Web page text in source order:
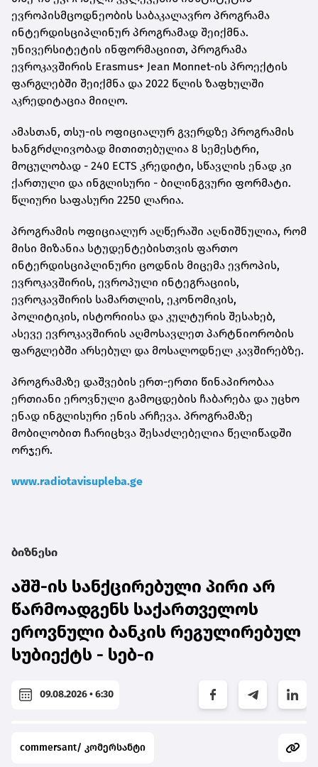
ევროპისმცოდნეობის საბაკალავრო პროგრამა
ინტერდისციპლინურ პროგრამად შეიქმნა.
უნივერსიტეტის ინფორმაციით, პროგრამა
ევროკავშირის Erasmus+ Jean Monnet-ის პროექტის
ფარგლებში შეიქმნა და 2022 წლის ზაფხულში
აკრედიტაცია მიიღო.
ამასთან, თსუ-ის ოფიციალურ გვერდზე პროგრამის
ხანგრძლივობად მითითებულია 8 სემესტრი,
მოცულობად - 240 ECTS კრედიტი, სწავლის ენად კი
ქართული და ინგლისური - ბილინგვური ფორმატი.
წლიური საფასური 2250 ლარია.
პროგრამის ოფიციალურ აღწერაში აღნიშნულია, რომ
მისი მიზანია სტუდენტებისთვის ფართო
ინტერდისციპლინური ცოდნის მიცემა ევროპის,
ევროკავშირის, ევროპული ინტეგრაციის,
ევროკავშირის სამართლის, ეკონომიკის,
პოლიტიკის, ისტორიისა და კულტურის შესახებ,
ასევე ევროკავშირის აღმოსავლეთ პარტნიორობის
ფარგლებში არსებულ და მოსალოდნელ კავშირებზე.
პროგრამაზე დაშვების ერთ-ერთი წინაპირობაა
ერთიანი ეროვნული გამოცდების ჩაბარება და უცხო
ენად ინგლისური ენის არჩევა. პროგრამაზე
მობილობით ჩარიცხვა შესაძლებელია წელიწადში
ორჯერ.
www.radiotavisupleba.ge
ბიზნესი
აშშ-ის სანქცირებული პირი არ
წარმოადგენს საქართველოს
ეროვნული ბანკის რეგულირებულ
სუბიექტს - სებ-ი
09.08.2026 • 6:30
commersant/ კომერსანტი